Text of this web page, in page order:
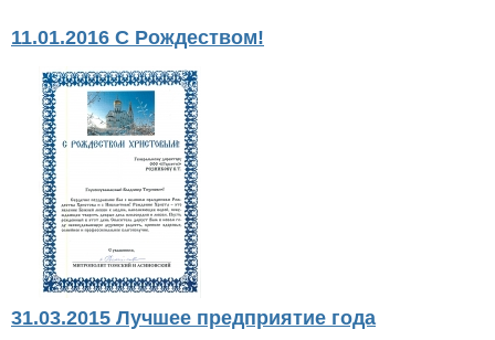
11.01.2016 С Рождеством!
31.03.2015 Лучшее предприятие года